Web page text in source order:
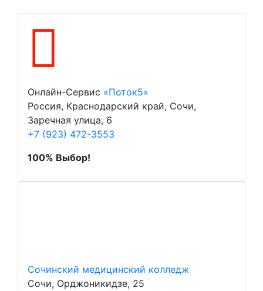
Онлайн-Сервис «Поток5»
Россия, Краснодарский край, Сочи,
Заречная улица, 6
+7 (923) 472-3553
100% Выбор!
Сочинский медицинский колледж
Сочи, Орджоникидзе, 25